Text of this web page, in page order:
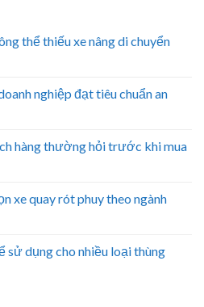
thể thiếu xe nâng di chuyển
nghiệp đạt tiêu chuẩn an
hàng thường hỏi trước khi mua
xe quay rót phuy theo ngành
sử dụng cho nhiều loại thùng